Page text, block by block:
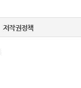
저작권정책